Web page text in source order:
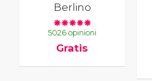
Berlino
5026 opinioni
Gratis